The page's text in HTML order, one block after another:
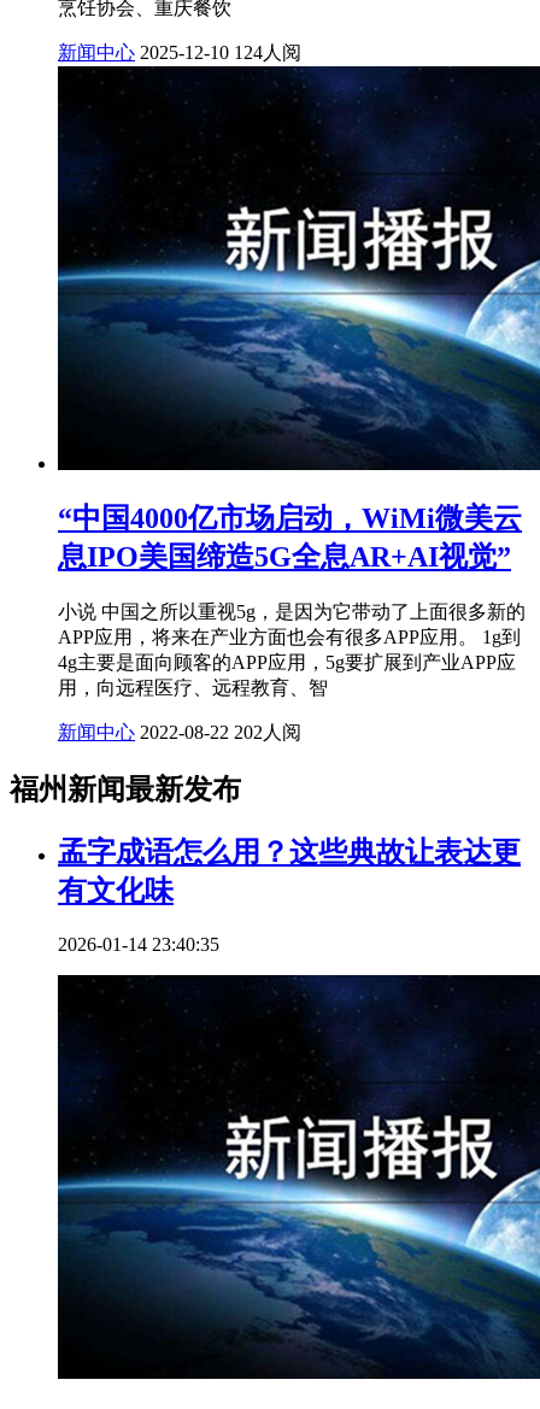
烹饪协会、重庆餐饮
新闻中心 2025-12-10 124人阅
“中国4000亿市场启动，WiMi微美云
息IPO美国缔造5G全息AR+AI视觉”
小说 中国之所以重视5g，是因为它带动了上面很多新的
APP应用，将来在产业方面也会有很多APP应用。 1g到
4g主要是面向顾客的APP应用，5g要扩展到产业APP应
用，向远程医疗、远程教育、智
新闻中心 2022-08-22 202人阅
福州新闻最新发布
孟字成语怎么用？这些典故让表达更
有文化味
2026-01-14 23:40:35